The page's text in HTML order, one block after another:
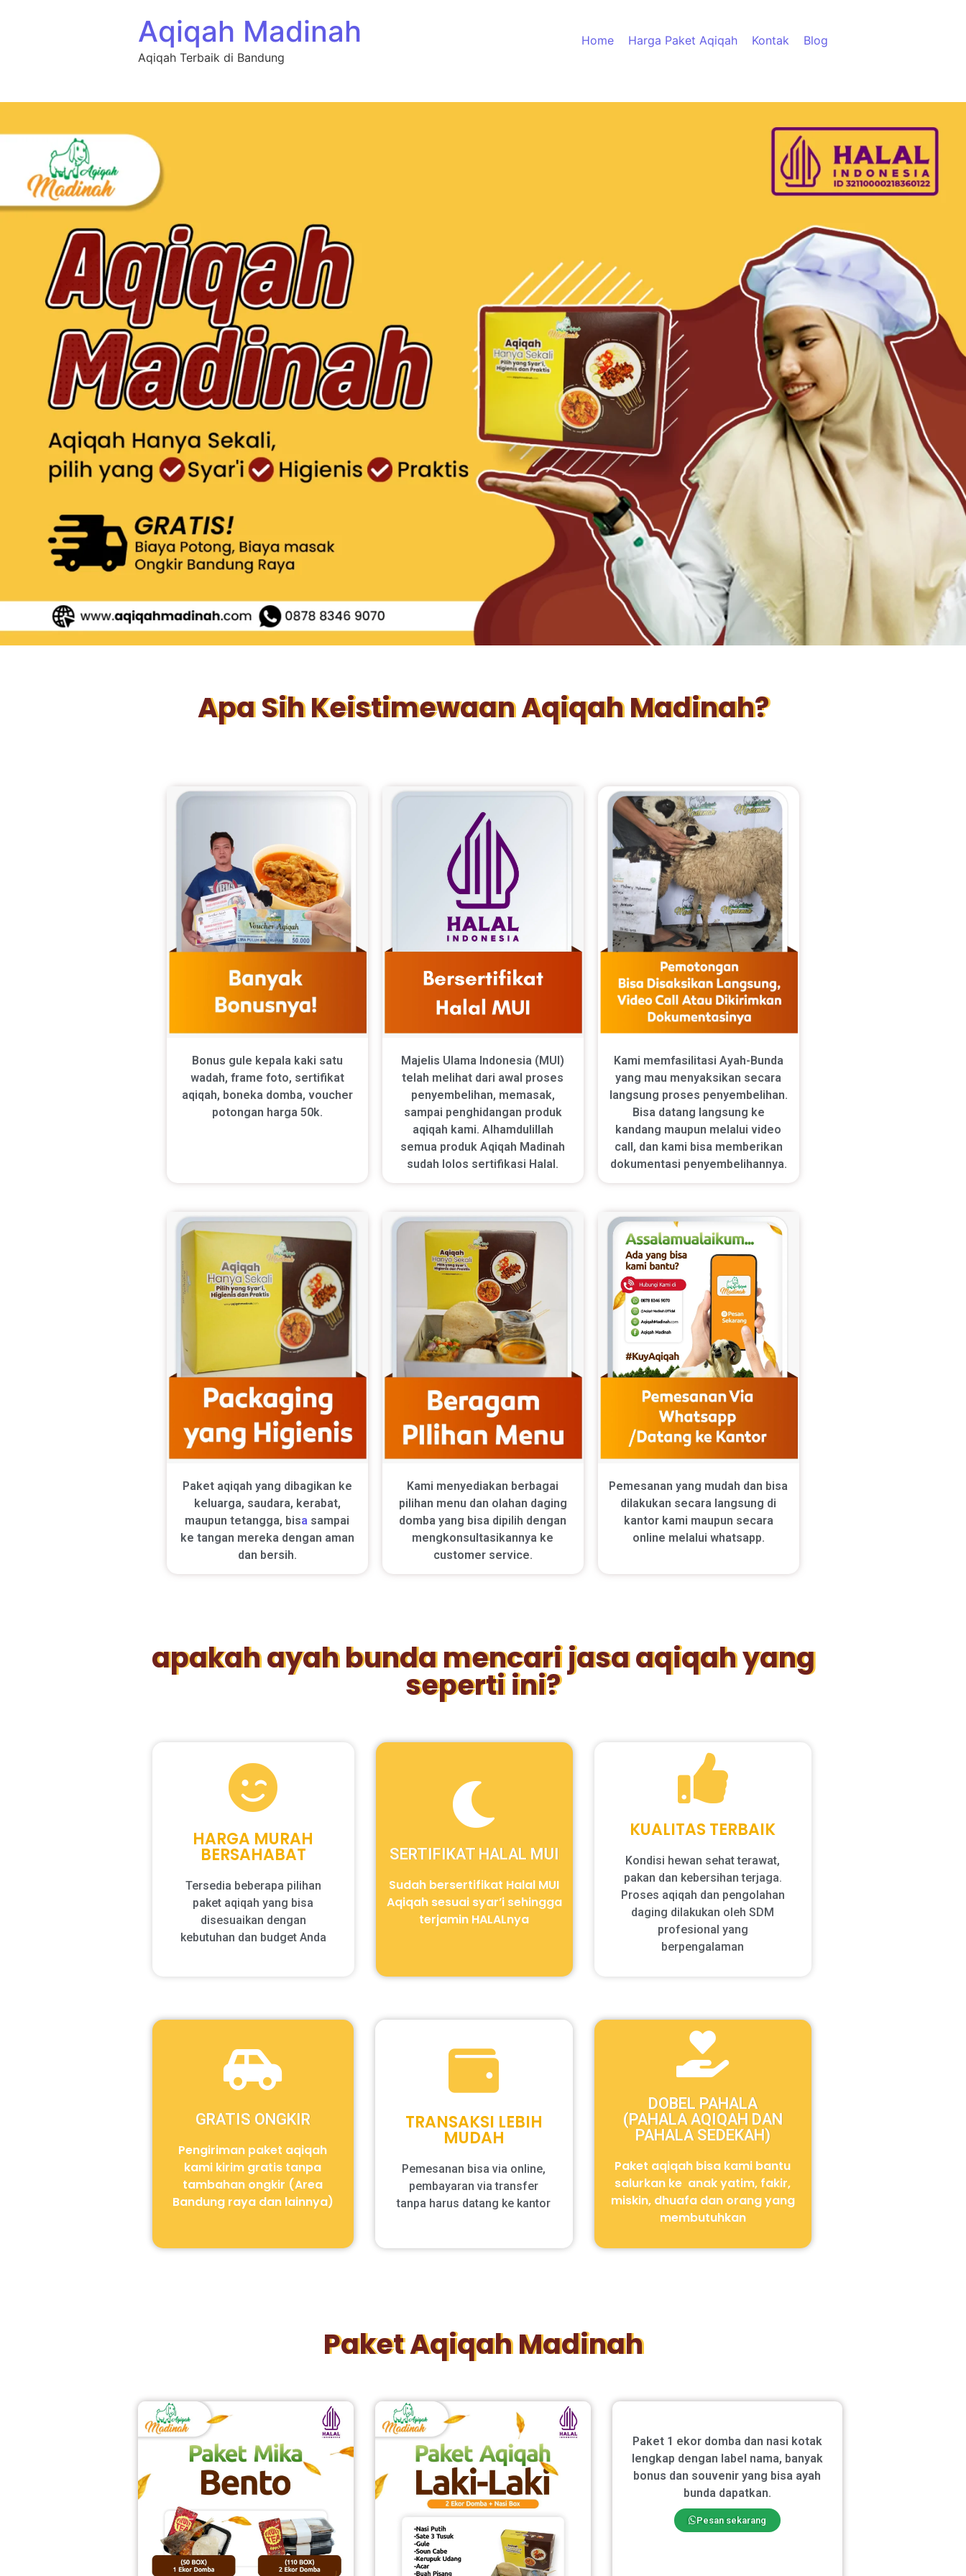
Aqiqah Madinah
Aqiqah Terbaik di Bandung
Home Harga Paket Aqiqah Kontak Blog
Apa Sih Keistimewaan Aqiqah Madinah?
Bonus gule kepala kaki satu
wadah, frame foto, sertifikat
aqiqah, boneka domba, voucher
potongan harga 50k.
Majelis Ulama Indonesia (MUI)
telah melihat dari awal proses
penyembelihan, memasak,
sampai penghidangan produk
aqiqah kami. Alhamdulillah
semua produk Aqiqah Madinah
sudah lolos sertifikasi Halal.
Kami memfasilitasi Ayah-Bunda
yang mau menyaksikan secara
langsung proses penyembelihan.
Bisa datang langsung ke
kandang maupun melalui video
call, dan kami bisa memberikan
dokumentasi penyembelihannya.
Paket aqiqah yang dibagikan ke
keluarga, saudara, kerabat,
maupun tetangga, bisa sampai
ke tangan mereka dengan aman
dan bersih.
Kami menyediakan berbagai
pilihan menu dan olahan daging
domba yang bisa dipilih dengan
mengkonsultasikannya ke
customer service.
Pemesanan yang mudah dan bisa
dilakukan secara langsung di
kantor kami maupun secara
online melalui whatsapp.
apakah ayah bunda mencari jasa aqiqah yang
seperti ini?
HARGA MURAH
BERSAHABAT
Tersedia beberapa pilihan
paket aqiqah yang bisa
disesuaikan dengan
kebutuhan dan budget Anda
SERTIFIKAT HALAL MUI
Sudah bersertifikat Halal MUI
Aqiqah sesuai syar’i sehingga
terjamin HALALnya
KUALITAS TERBAIK
Kondisi hewan sehat terawat,
pakan dan kebersihan terjaga.
Proses aqiqah dan pengolahan
daging dilakukan oleh SDM
profesional yang
berpengalaman
GRATIS ONGKIR
Pengiriman paket aqiqah
kami kirim gratis tanpa
tambahan ongkir (Area
Bandung raya dan lainnya)
TRANSAKSI LEBIH
MUDAH
Pemesanan bisa via online,
pembayaran via transfer
tanpa harus datang ke kantor
DOBEL PAHALA
(PAHALA AQIQAH DAN
PAHALA SEDEKAH)
Paket aqiqah bisa kami bantu
salurkan ke anak yatim, fakir,
miskin, dhuafa dan orang yang
membutuhkan
Paket Aqiqah Madinah
Paket 1 ekor domba dan nasi kotak
lengkap dengan label nama, banyak
bonus dan souvenir yang bisa ayah
bunda dapatkan.
Pesan sekarang